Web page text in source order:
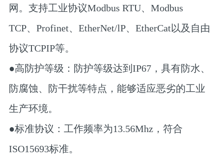
网。支持工业协议Modbus RTU、Modbus
TCP、Profinet、EtherNet/lP、EtherCat以及自由
协议TCPIP等。
●高防护等级：防护等级达到IP67，具有防水、
防腐蚀、防干扰等特点，能够适应恶劣的工业
生产环境。
●标准协议：工作频率为13.56Mhz，符合
ISO15693标准。